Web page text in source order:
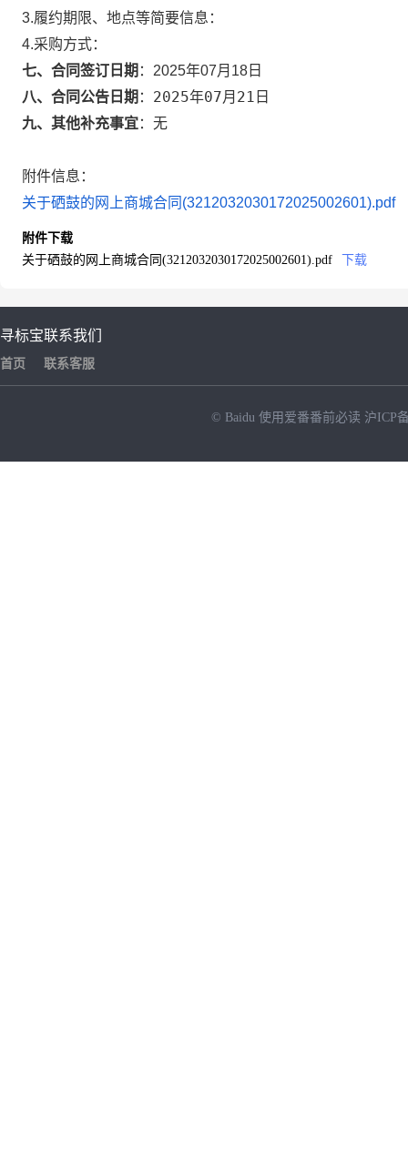
3.履约期限、地点等简要信息：
4.采购方式：
七、合同签订日期 ： 2025年07月18日
八、合同公告日期 ： 2025年07月21日
九、其他补充事宜： 无
附件信息：
关于硒鼓的网上商城合同(3212032030172025002601).pdf
附件下载
关于硒鼓的网上商城合同(3212032030172025002601).pdf
下载
寻标宝
首页
联系我们
联系客服
© Baidu 使用爱番番前必读 沪ICP